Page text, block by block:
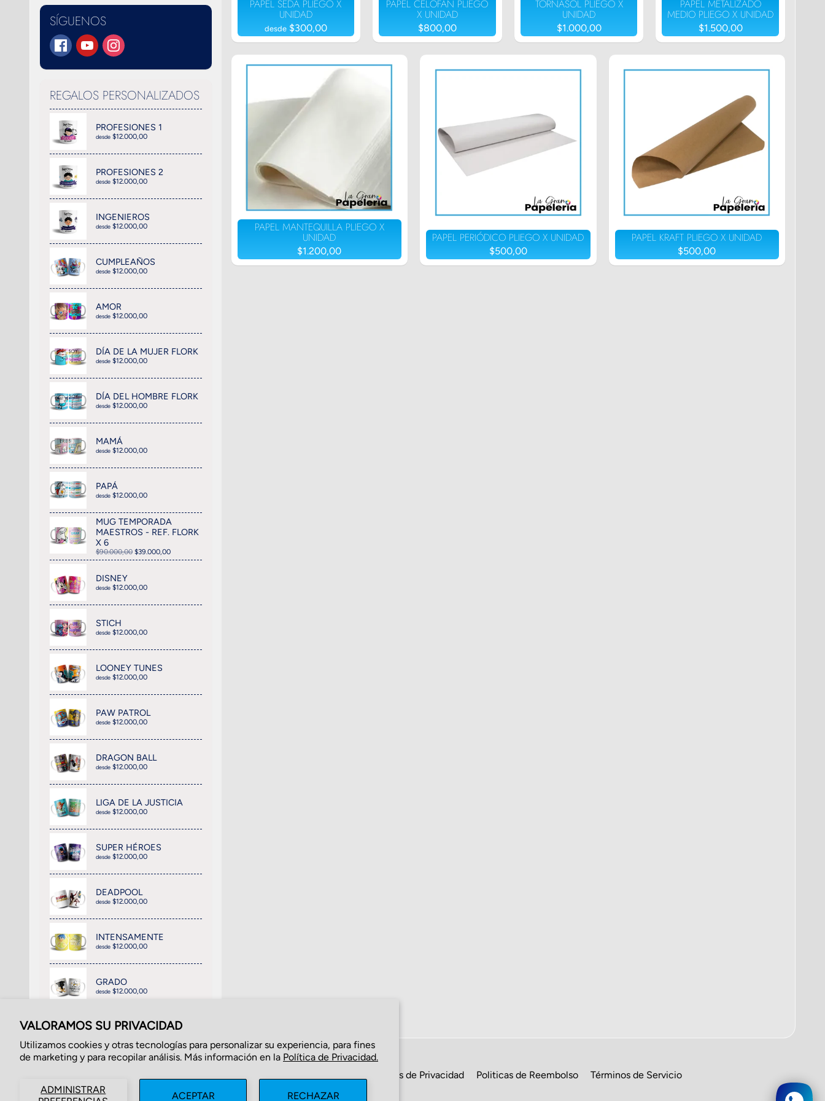
VALORAMOS SU PRIVACIDAD
Utilizamos cookies y otras tecnologías para personalizar su experiencia, para fines
de marketing y para recopilar análisis. Más información en la Política de Privacidad.
ADMINISTRAR
ACEPTAR RECHAZAR
N
L
N
SÍGUENOS
REGALOS PERSONALIZADOS
PROFESIONES 1
desde $12.000,00
PROFESIONES 2
desde $12.000,00
INGENIEROS
desde $12.000,00
CUMPLEAÑOS
desde $12.000,00
AMOR
desde $12.000,00
DÍA DE LA MUJER FLORK
desde $12.000,00
DÍA DEL HOMBRE FLORK
desde $12.000,00
MAMÁ
desde $12.000,00
PAPÁ
desde $12.000,00
MUG TEMPORADA
MAESTROS - REF. FLORK
X 6
$90.000,00 $39.000,00
DISNEY
desde $12.000,00
STICH
desde $12.000,00
LOONEY TUNES
desde $12.000,00
PAW PATROL
desde $12.000,00
DRAGON BALL
desde $12.000,00
LIGA DE LA JUSTICIA
desde $12.000,00
SUPER HÉROES
desde $12.000,00
DEADPOOL
desde $12.000,00
INTENSAMENTE
desde $12.000,00
GRADO
desde $12.000,00
PAPEL SEDA PLIEGO X
UNIDAD
desde $300,00
PAPEL CELOFÁN PLIEGO
X UNIDAD
$800,00
TORNASOL PLIEGO X
UNIDAD
$1.000,00
PAPEL METALIZADO
MEDIO PLIEGO X UNIDAD
$1.500,00
PAPEL MANTEQUILLA PLIEGO X
UNIDAD
$1.200,00
PAPEL PERIÓDICO PLIEGO X UNIDAD
$500,00
PAPEL KRAFT PLIEGO X UNIDAD
$500,00
Politicas de Privacidad Politicas de Reembolso Términos de Servicio